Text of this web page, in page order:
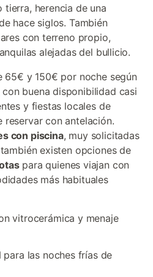
herencia de una
hace siglos. También
con terreno propio,
alejadas del bullicio.
65€ y 150€ por noche según
buena disponibilidad casi
y fiestas locales de
reservar con antelación.
con piscina, muy solicitadas
existen opciones de
para quienes viajan con
más habituales
vitrocerámica y menaje
las noches frías de